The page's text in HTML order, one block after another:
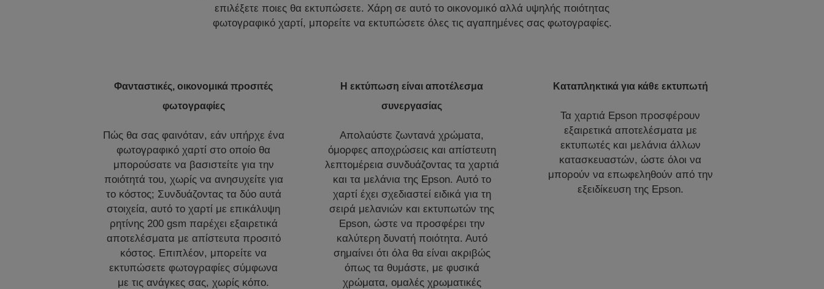
επιλέξετε ποιες θα εκτυπώσετε. Χάρη σε αυτό το οικονομικό αλλά υψηλής ποιότητας
φωτογραφικό χαρτί, μπορείτε να εκτυπώσετε όλες τις αγαπημένες σας φωτογραφίες.
Φανταστικές, οικονομικά προσιτές
φωτογραφίες
Πώς θα σας φαινόταν, εάν υπήρχε ένα
φωτογραφικό χαρτί στο οποίο θα
μπορούσατε να βασιστείτε για την
ποιότητά του, χωρίς να ανησυχείτε για
το κόστος; Συνδυάζοντας τα δύο αυτά
στοιχεία, αυτό το χαρτί με επικάλυψη
ρητίνης 200 gsm παρέχει εξαιρετικά
αποτελέσματα με απίστευτα προσιτό
κόστος. Επιπλέον, μπορείτε να
εκτυπώσετε φωτογραφίες σύμφωνα
με τις ανάγκες σας, χωρίς κόπο.
Η εκτύπωση είναι αποτέλεσμα
συνεργασίας
Απολαύστε ζωντανά χρώματα,
όμορφες αποχρώσεις και απίστευτη
λεπτομέρεια συνδυάζοντας τα χαρτιά
και τα μελάνια της Epson. Αυτό το
χαρτί έχει σχεδιαστεί ειδικά για τη
σειρά μελανιών και εκτυπωτών της
Epson, ώστε να προσφέρει την
καλύτερη δυνατή ποιότητα. Αυτό
σημαίνει ότι όλα θα είναι ακριβώς
όπως τα θυμάστε, με φυσικά
χρώματα, ομαλές χρωματικές
Καταπληκτικά για κάθε εκτυπωτή
Τα χαρτιά Epson προσφέρουν
εξαιρετικά αποτελέσματα με
εκτυπωτές και μελάνια άλλων
κατασκευαστών, ώστε όλοι να
μπορούν να επωφεληθούν από την
εξειδίκευση της Epson.